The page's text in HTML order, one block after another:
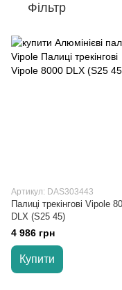
Фільтр
Артикул: DAS303443
Палиці трекінгові Vipole
DLX (S25 45)
4 986 грн
Купити